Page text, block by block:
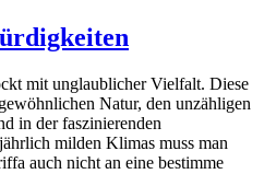
mit unglaublicher Vielfalt. Diese
Natur, den unzähligen
in der faszinierenden
milden Klimas muss man
auch nicht an eine bestimme